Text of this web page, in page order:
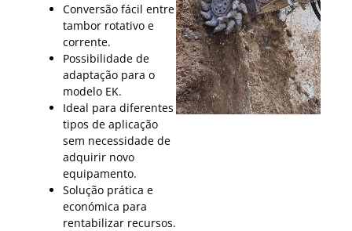
Conversão fácil entre
tambor rotativo e
corrente.
Possibilidade de
adaptação para o
modelo EK.
Ideal para diferentes
tipos de aplicação
sem necessidade de
adquirir novo
equipamento.
Solução prática e
económica para
rentabilizar recursos.